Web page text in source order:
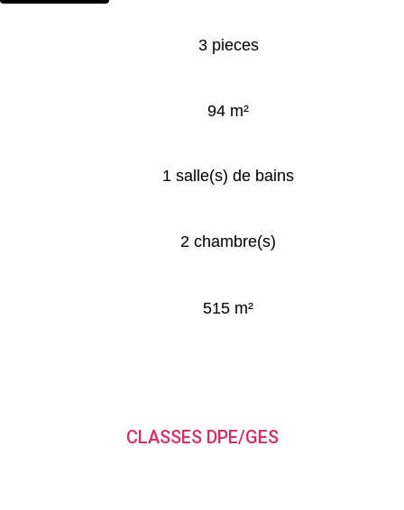
3 pieces
94 m²
1 salle(s) de bains
2 chambre(s)
515 m²
CLASSES DPE/GES